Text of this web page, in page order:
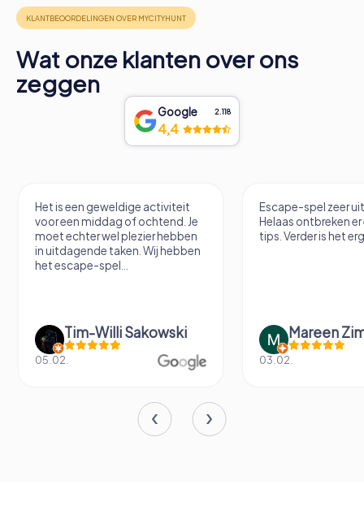
Wat onze klanten over ons
zeggen
Google 2.118
4,4
Het is een geweldige activiteit
voor een middag of ochtend. Je
moet echter wel plezier hebben
in uitdagende taken. Wij hebben
het escape-spel...
Tim-Willi Sakowski
05.02.
Escape-spel zeer
Helaas ontbreken er
tips. Verder is het
Mareen
03.02.